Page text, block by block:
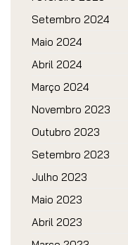
Setembro 2024
Maio 2024
Abril 2024
Março 2024
Novembro 2023
Outubro 2023
Setembro 2023
Julho 2023
Maio 2023
Abril 2023